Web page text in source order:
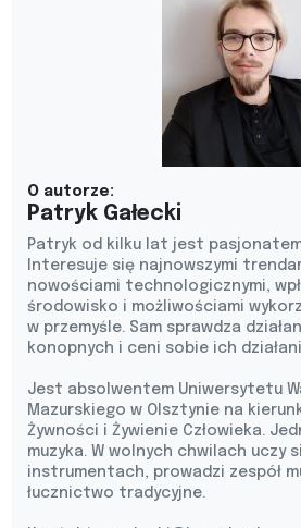
O autorze:
Patryk Gałecki
Patryk od kilku lat jest
Interesuje się najnowszymi
nowościami technologicznymi,
środowisko i możliwościami
w przemyśle. Sam sprawdza
konopnych i ceni sobie ich
Jest absolwentem Uniwersytetu
Mazurskiego w Olsztynie na
Żywności i Żywienie Człowieka.
muzyka. W wolnych chwilach uczy
instrumentach, prowadzi zespół
łucznictwo tradycyjne.